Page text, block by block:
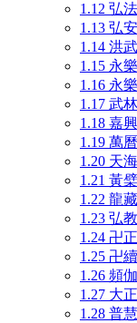
1.12 弘
1.13 弘
1.14 洪
1.15 永
1.16 永
1.17 武
1.18 嘉
1.19 萬
1.20 天
1.21 黃
1.22 龍藏
1.23 弘
1.24 卍
1.25 卍
1.26 頻
1.27 大
1.28 普